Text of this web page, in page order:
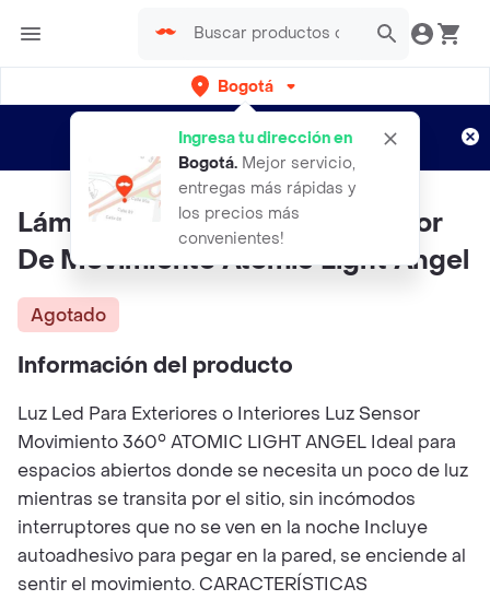
Bogotá
Ingresa tu dirección en
Bogotá. Mejor servicio,
entregas más rápidas y
los precios más
convenientes!
envíos gratis por semanas
Aplican TyC
Lámpara Inalambrica Con Sensor
De Movimiento Atomic Light Angel
Agotado
Información del producto
Luz Led Para Exteriores o Interiores Luz Sensor
Movimiento 360° ATOMIC LIGHT ANGEL Ideal para
espacios abiertos donde se necesita un poco de luz
mientras se transita por el sitio, sin incómodos
interruptores que no se ven en la noche Incluye
autoadhesivo para pegar en la pared, se enciende al
sentir el movimiento. CARACTERÍSTICAS